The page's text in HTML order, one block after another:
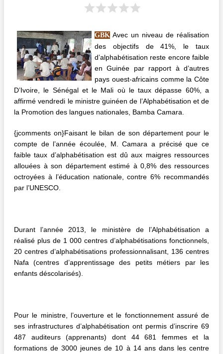
GBK Avec un niveau de réalisation
des objectifs de 41%, le taux
d’alphabétisation reste encore faible
en Guinée par rapport à d’autres
pays ouest-africains comme la Côte
D’Ivoire, le Sénégal et le Mali où le taux dépasse 60%, a
affirmé vendredi le ministre guinéen de l’Alphabétisation et de
la Promotion des langues nationales, Bamba Camara.
{jcomments on}Faisant le bilan de son département pour le
compte de l’année écoulée, M. Camara a précisé que ce
faible taux d’alphabétisation est dû aux maigres ressources
allouées à son département estimé à 0,8% des ressources
octroyées à l’éducation nationale, contre 6% recommandés
par l’UNESCO.
Durant l’année 2013, le ministère de l’Alphabétisation a
réalisé plus de 1 000 centres d’alphabétisations fonctionnels,
20 centres d’alphabétisations professionnalisant, 136 centres
Nafa (centres d’apprentissage des petits métiers par les
enfants déscolarisés).
Pour le ministre, l’ouverture et le fonctionnement assuré de
ses infrastructures d’alphabétisation ont permis d’inscrire 69
487 auditeurs (apprenants) dont 44 681 femmes et la
formations de 3000 jeunes de 10 à 14 ans dans les centre